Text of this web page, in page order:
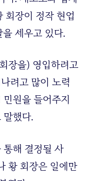
회장이 정작 현업
세우고 있다.
장을) 영입하려고
려고 많이 노력
원을 들어주지
말했다.
통해 결정될 사
황 회장은 일에만